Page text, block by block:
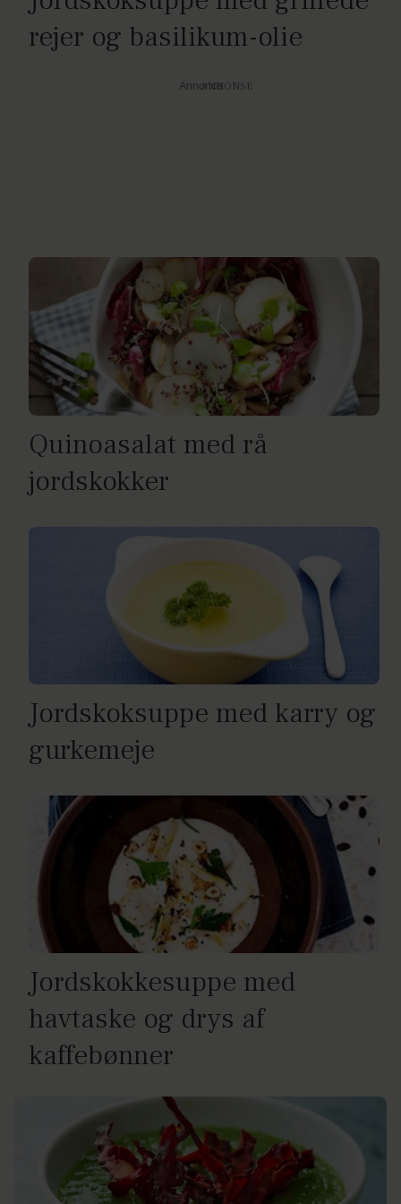
rejer og basilikum-olie
Annonce
Quinoasalat med rå
jordskokker
Jordskoksuppe med karry og
gurkemeje
Jordskokkesuppe med
havtaske og drys af
kaffebønner